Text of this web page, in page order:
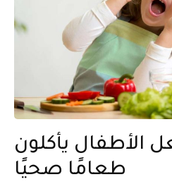
الأطفال يأكلون
طعامًا صحيًا